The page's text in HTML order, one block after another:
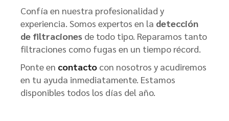
Confía en nuestra profesionalidad y
experiencia. Somos expertos en la detección
de filtraciones de todo tipo. Reparamos tanto
filtraciones como fugas en un tiempo récord.
Ponte en contacto con nosotros y acudiremos
en tu ayuda inmediatamente. Estamos
disponibles todos los días del año.